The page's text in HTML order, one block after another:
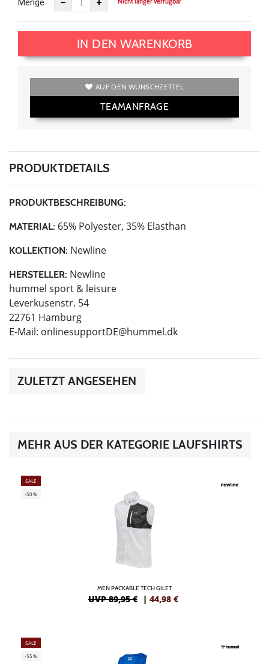
Menge
IN DEN WARENKORB
AUF DEN WUNSCHZETTEL
TEAMANFRAGE
PRODUKTDETAILS
PRODUKTBESCHREIBUNG:
MATERIAL: 65% Polyester, 35% Elasthan
KOLLEKTION: Newline
HERSTELLER: Newline
hummel sport & leisure
Leverkusenstr. 54
22761 Hamburg
E-Mail: onlinesupportDE@hummel.dk
ZULETZT ANGESEHEN
MEHR AUS DER KATEGORIE LAUFSHIRTS
SALE
-50%
MEN PACKABLE TECH GILET
UVP 89,95 € | 44,98 €
SALE
-55%